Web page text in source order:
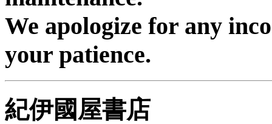
We apologize for any
your patience.
紀伊國屋書店